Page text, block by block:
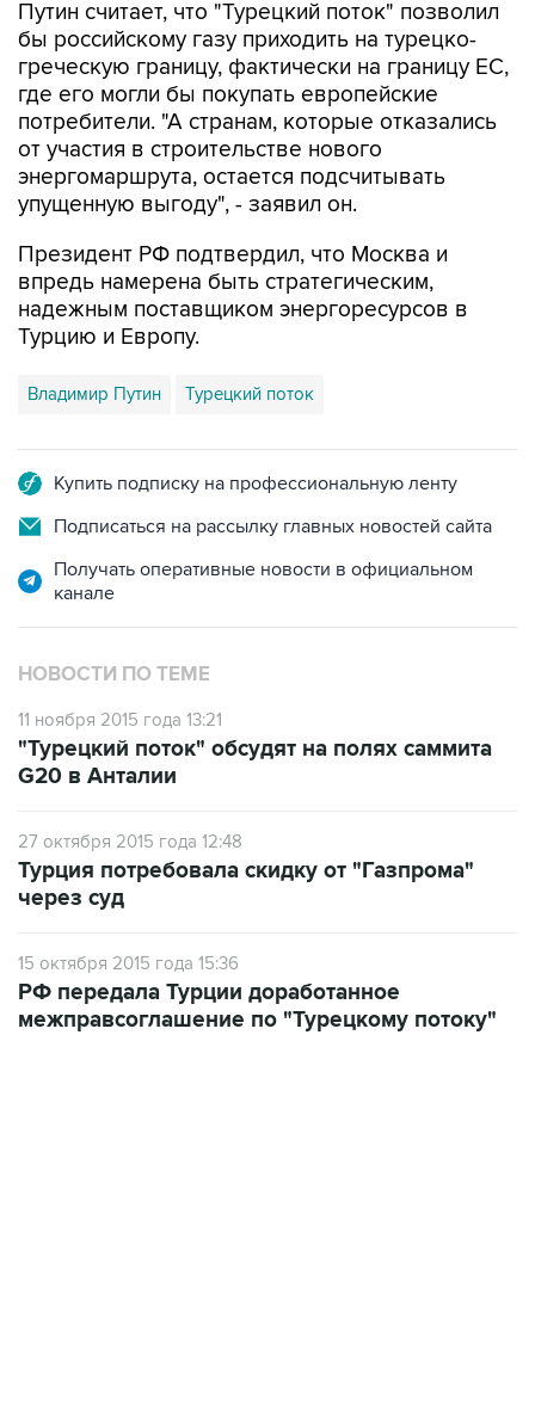
греческую границу, фактически на границу ЕС,
где его могли бы покупать европейские
потребители. "А странам, которые отказались
от участия в строительстве нового
энергомаршрута, остается подсчитывать
упущенную выгоду", - заявил он.
Президент РФ подтвердил, что Москва и
надежным поставщиком энергоресурсов в
Турцию и Европу.
Владимир Путин Турецкий поток
Подписаться на рассылку главных новостей сайта
Получать оперативные новости в официальном
НОВОСТИ ПО ТЕМЕ
11 ноября 2015 года 13:21
G20 в Анталии
через суд
15 октября 2015 года 15:36
межправсоглашение по "Турецкому потоку"